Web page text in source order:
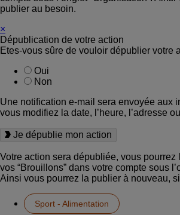
publier au besoin.
×
Dépublication de votre action
Etes-vous sûre de vouloir dépublier votre
Oui
Non
Une notification e-mail sera envoyée aux
vous modifiez la date, l’heure, l’adresse
Je dépublie mon action
Votre action sera dépubliée, vous pourrez
vos “Brouillons” dans votre compte sous
Ainsi vous pourrez la publier à nouveau,
Sport - Alimentation